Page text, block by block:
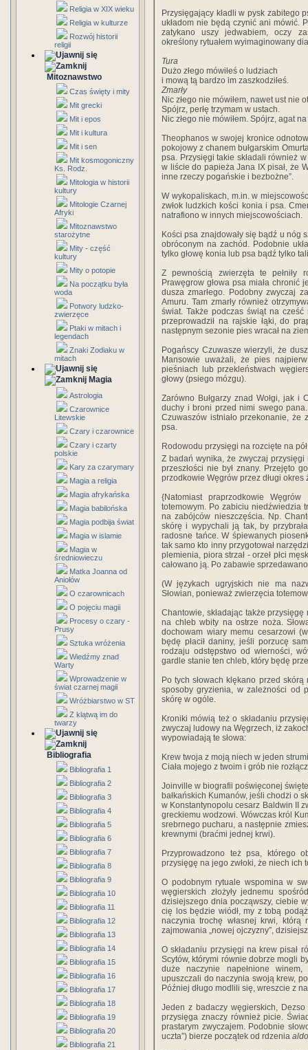
Religia w XIX wieku
Religia w kulturze
Rozwój historii
religii
Mitoznawstwo
Czas święty i mity
Mit grecki
Mit i epos
Mit i kultura
Mit i sen
Mit kosmogoniczny
Ks. Rodz.
Mitologia w historii
kultury
Mitologie Czarnej
Afryki
Mitoznawstwo
starożytne
Mity - część
kultury
Mity o potopie
Na początku była
woda
Potwory ludzko-
zwierzęce
Ptaki w mitach i
legendach
Znaki Zodiaku w
mitach
Magia
Astrologia
Czarownice
Litewskie
Czary i czarownice
Czary i czarty
polskie
Kary za czarymary
Magia a religia
Magia afrykańska
Magia babilońska
Magia podbija świat
Magia w islamie
Magia w
średniowieczu
Matka Joanna od
Aniołów
O czarownicach
O pojęciu magii
Procesy o czary -
Prusy
Sztuka wróżenia
Wiedźmy znad
Warty
Wprowadzenie w
świat czarnej magii
Wróżbiarstwo w ST
Z klątwą im do
twarzy
Bibliografia
Bibliografia 1
Bibliografia 2
Bibliografia 3
Bibliografia 4
Bibliografia 5
Bibliografia 6
Bibliografia 7
Bibliografia 8
Bibliografia 9
Bibliografia 10
Bibliografia 11
Bibliografia 12
Bibliografia 13
Bibliografia 14
Bibliografia 15
Bibliografia 16
Bibliografia 17
Bibliografia 18
Bibliografia 19
Bibliografia 20
Bibliografia 21
Przysięgający kładli w pysk zabitego
układom nie będą czynić ani mówić.
zatykano uszy jedwabiem, oczy
określony rytuałem wyimaginowany
Tura
Dużo złego mówiłeś o ludziach
i mową tą bardzo im zaszkodziłeś.
Zmarły
Nic złego nie mówiłem, nawet ust nie
Spójrz, perłę trzymam w ustach.
Nic złego nie mówiłem. Spójrz, agat
Theophanos w swojej kronice
pokojowy z chanem bułgarskim
psa. Przysięgi takie składali również
w liście do papieża Jana IX pisał, że
inne rzeczy pogańskie i bezbożne”.
W wykopaliskach, m.in. w
zwłok ludzkich kości konia i psa.
natrafiono w innych miejscowościach.
Kości psa znajdowały się bądź u nóg
obróconym na zachód. Podobnie
tylko głowę konia lub psa bądź tylko
Z pewnością zwierzęta te pełniły
Prawęgrow głowa psa miała
dusza zmarłego. Podobny zwyczaj
Amuru. Tam zmarły również
świat. Także podczas świąt na
przeprowadził na rajskie łąki, do
następnym sezonie pies wracał na
Pogańscy Czuwasze wierzyli, że
Mansowie uważali, że pies
pieśniach lub przekleństwach
głowy (psiego mózgu).
Zarówno Bułgarzy znad Wołgi, jak i
duchy i broni przed nimi swego
Czuwaszów istniało przekonanie, że
psa.
Rodowodu przysięgi na rozcięte na
Z badań wynika, że zwyczaj
przeszłości nie był znany. Przejęto
przodkowie Węgrów przez długi okres
{Natomiast praprzodkowie
totemowym. Po zabiciu niedźwiedzia
na zabójców nieszczęścia. Np.
skórę i wypychali ją tak, by
radosne tańce. W śpiewanych
tak samo kto inny przygotował
plemienia, piora strzał - orzeł płci
całowano ją. Po zabawie
(W językach ugryjskich nie ma
Słowian, ponieważ zwierzęcia
Chantowie, składając także
na chleb wbity na ostrze noża.
dochowam wiary memu cesarzowi
będę płacił daniny, jeśli porzucę
rodzaju odstępstwo od wierności,
gardle stanie ten chleb, który będę
Po tych słowach klękano przed
sposoby gryzienia, w zależności od
skórę w ogóle.
Kroniki mówią też o składaniu
zwyczaj ludowy na Węgrzech, iż
wypowiadają te słowa:
Krew twoja z moją niech w jeden
Ciała mojego z twoim i grób nie
Joinville w biografii poświęconej
bałkańskich Kumanów, jeśli chodzi o
w Konstantynopolu cesarz Baldwin II
greckiemu wodzowi. Wówczas król
srebrnego pucharu, a następnie
krewnymi (braćmi jednej krwi).
Przyprowadzono też psa, którego
przysięgę na jego zwłoki, że niech ich
O podobnym rytuale wspomina w
węgierskich złożyły jednemu
dzisiejszego dnia począwszy, ciebie
cię los będzie wiódł, my z tobą
naczynia trochę własnej krwi,
zajmowania „nowej ojczyzny”,
O składaniu przysięgi na krew pisał
Scytów, którymi równie dobrze mogli
duże naczynie napełnione
upuszczali do naczynia swoją krew,
Później długo modlili się, wreszcie z
Jeden z badaczy węgierskich, Dezso
przysięga znaczy również picie.
prastarym zwyczajem. Podobnie
uczta”) bierze początek od rdzenia